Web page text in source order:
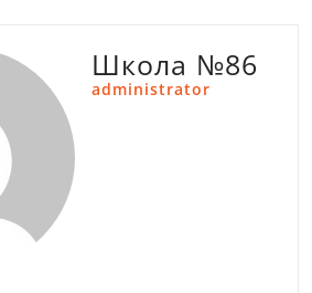
Школа №86
administrator